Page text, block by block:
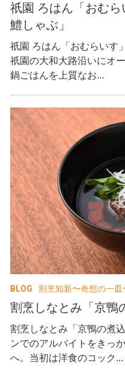
祇園 ろはん「おむ
鱧しゃぶ」
祇園 ろはん「おむらいす
祇園の大和大路沿いにオ
鍋ごはんを上質なお...
BLOG 割烹知新〜奇想の一皿
割烹しなとみ「京鴨
割烹しなとみ「京鴨の煮
ンでのアルバイトをきっ
へ。当初は洋食のコック...